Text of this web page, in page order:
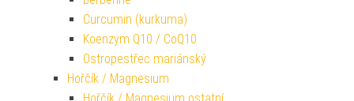
Curcumin (kurkuma)
Koenzym Q10 / CoQ10
Ostropestřec mariánský
Hořčík / Magnesium